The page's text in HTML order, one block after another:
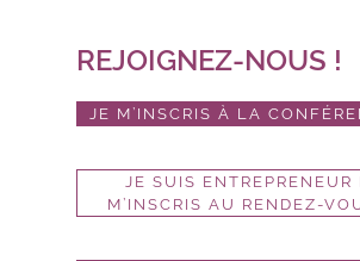
REJOIGNEZ-NOUS !
JE M’INSCRIS À LA
JE SUIS ENTREPRENEUR
M’INSCRIS AU RENDEZ-